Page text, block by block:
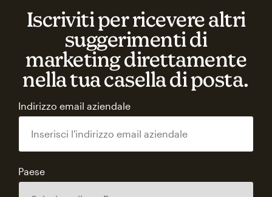
Iscriviti per ricevere altri
suggerimenti di
marketing direttamente
nella tua casella di posta.
Indirizzo email aziendale
Paese